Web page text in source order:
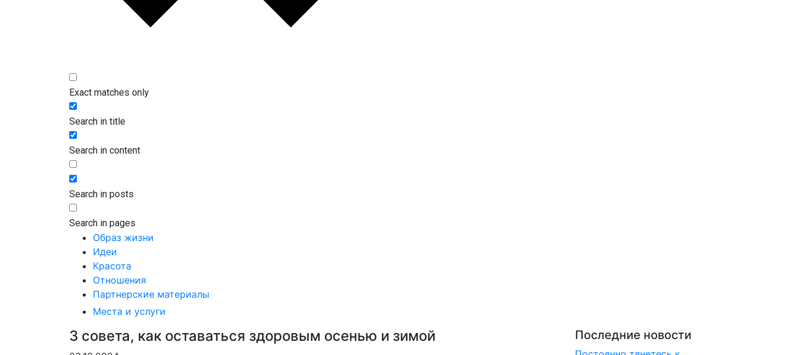
Exact matches only
Search in title
Search in content
Search in posts
Search in pages
Образ жизни
Идеи
Красота
Отношения
Партнерские материалы
Места и услуги
3 совета, как оставаться здоровым осенью и зимой Последние новости